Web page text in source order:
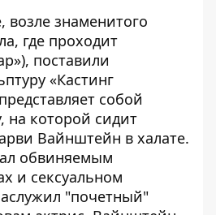
возле знаменитого
где проходит
поставили
«Кастинг
собой
на которой сидит
Вайнштейн в халате.
обвиняемым
и сексуальном
"почетный"